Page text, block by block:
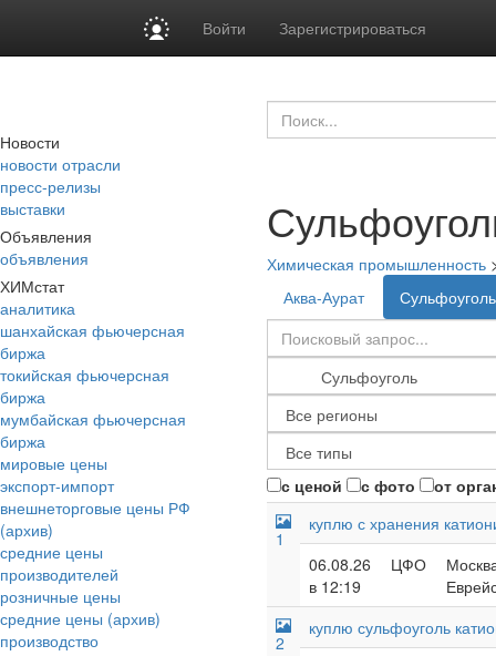
Войти Зарегистрироваться
Новости
новости отрасли
пресс-релизы
выставки
Объявления
объявления
ХИМстат
аналитика
шанхайская фьючерсная
биржа
токийская фьючерсная
биржа
мумбайская фьючерсная
биржа
мировые цены
экспорт-импорт
внешнеторговые цены РФ
(архив)
средние цены
производителей
розничные цены
средние цены (архив)
производство
Химическая промышленность
Аква-Аурат
Сульфоуголь
с ценой с фото от
1
куплю с хранения
06.08.26
в 12:19
ЦФО
2
куплю сульфоуголь